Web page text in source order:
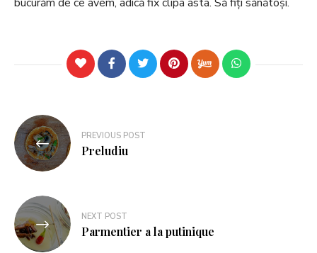
PREVIOUS POST
Preludiu
NEXT POST
Parmentier a la putinique